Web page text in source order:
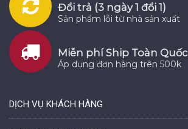
Đổi trả (3 ngày 1 đổi 1)
Sản phẩm lỗi từ nhà sản xuất
Miễn phí Ship Toàn Quốc
Áp dụng đơn hàng trên 500k
DỊCH VỤ KHÁCH HÀNG